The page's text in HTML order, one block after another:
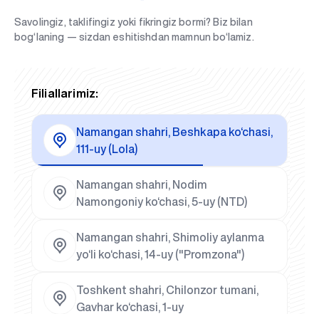
Savolingiz, taklifingiz yoki fikringiz bormi? Biz bilan
bog‘laning — sizdan eshitishdan mamnun bo‘lamiz.
Filiallarimiz:
Namangan shahri, Beshkapa ko‘chasi,
111-uy (Lola)
Namangan shahri, Nodim
Namongoniy ko‘chasi, 5-uy (NTD)
Namangan shahri, Shimoliy aylanma
yo‘li ko‘chasi, 14-uy ("Promzona")
Toshkent shahri, Chilonzor tumani,
Gavhar ko‘chasi, 1-uy